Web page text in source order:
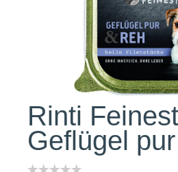
Rinti Feinest
Geflügel